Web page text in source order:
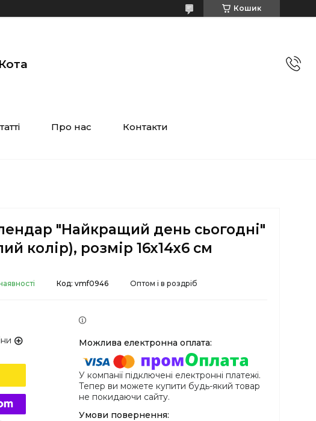
Кошик
Про нас Контакти
"Найкращий день сьогодні"
колір), розмір 16х14х6 см
Оптом і в роздріб
Код: vmf0946
У компанії підключені електронні платежі.
Тепер ви можете купити будь-який товар
не покидаючи сайту.